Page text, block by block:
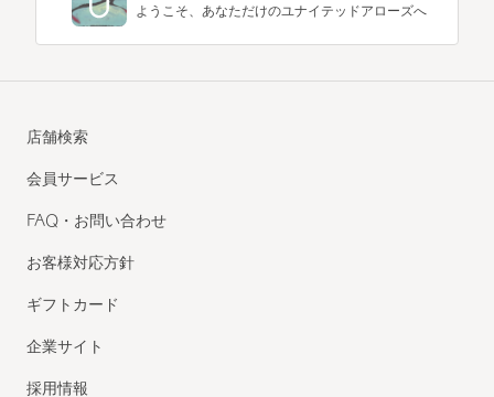
ようこそ、あなただけのユナイテッドアローズへ
店舗検索
会員サービス
FAQ・お問い合わせ
お客様対応方針
ギフトカード
企業サイト
採用情報